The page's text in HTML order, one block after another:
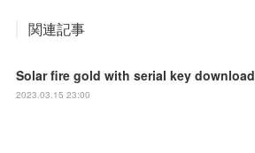
関連記事
Solar fire gold with serial key download
2023.03.15 23:00